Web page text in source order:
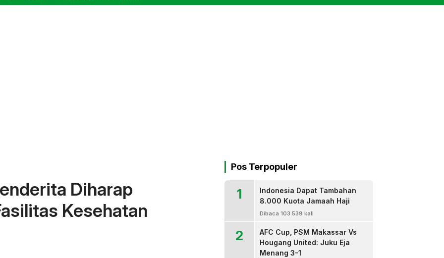
Diharap
Kesehatan
Pos Terpopuler
1
Indonesia Dapat Tambahan
8.000 Kuota Jamaah Haji
Dibaca 103.539 kali
2
AFC Cup, PSM Makassar Vs
Hougang United: Juku Eja
Menang 3-1